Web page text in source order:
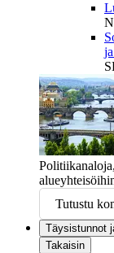
Tutustu
Täysistunnot
Takaisin